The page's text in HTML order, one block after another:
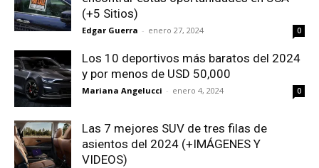
(+5 Sitios)
Edgar Guerra - enero 27, 2024 0
Los 10 deportivos más baratos del 2024
y por menos de USD 50,000
Mariana Angelucci - enero 4, 2024 0
Las 7 mejores SUV de tres filas de
asientos del 2024 (+IMÁGENES Y
VIDEOS)